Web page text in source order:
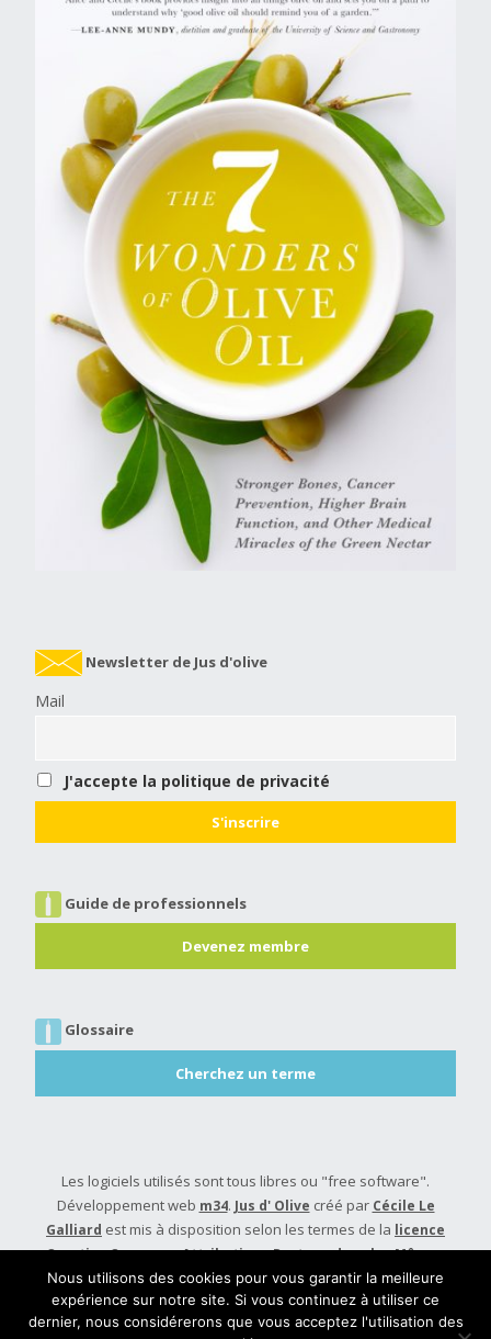
Newsletter de Jus d'olive
Mail
J'accepte la politique de privacité
Guide de professionnels
Devenez membre
Glossaire
Cherchez un terme
Les logiciels utilisés sont tous libres ou "free software".
Développement web m34. Jus d' Olive créé par Cécile Le
Galliard est mis à disposition selon les termes de la licence
Creative Commons Attribution - Partage dans les Mêmes
Conditions 4.0 International.
Built withMake. Your friendly WordPress page builder theme.
Nous utilisons des cookies pour vous garantir la meilleure
expérience sur notre site. Si vous continuez à utiliser ce
dernier, nous considérerons que vous acceptez l'utilisation des